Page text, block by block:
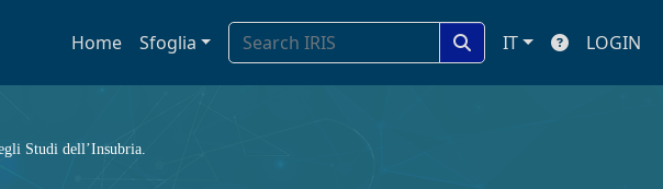
Home Sfoglia IT LOGIN
Studi dell’Insubria.